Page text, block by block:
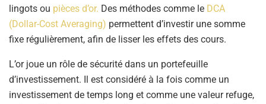
lingots ou pièces d’or. Des méthodes comme le DCA
(Dollar-Cost Averaging) permettent d’investir une somme
fixe régulièrement, afin de lisser les effets des cours.
L’or joue un rôle de sécurité dans un portefeuille
d’investissement. Il est considéré à la fois comme un
investissement de temps long et comme une valeur refuge,